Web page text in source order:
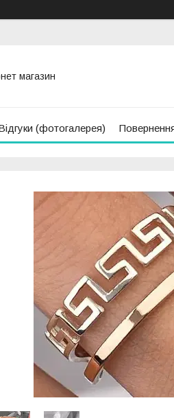
магазин
(фотогалерея)